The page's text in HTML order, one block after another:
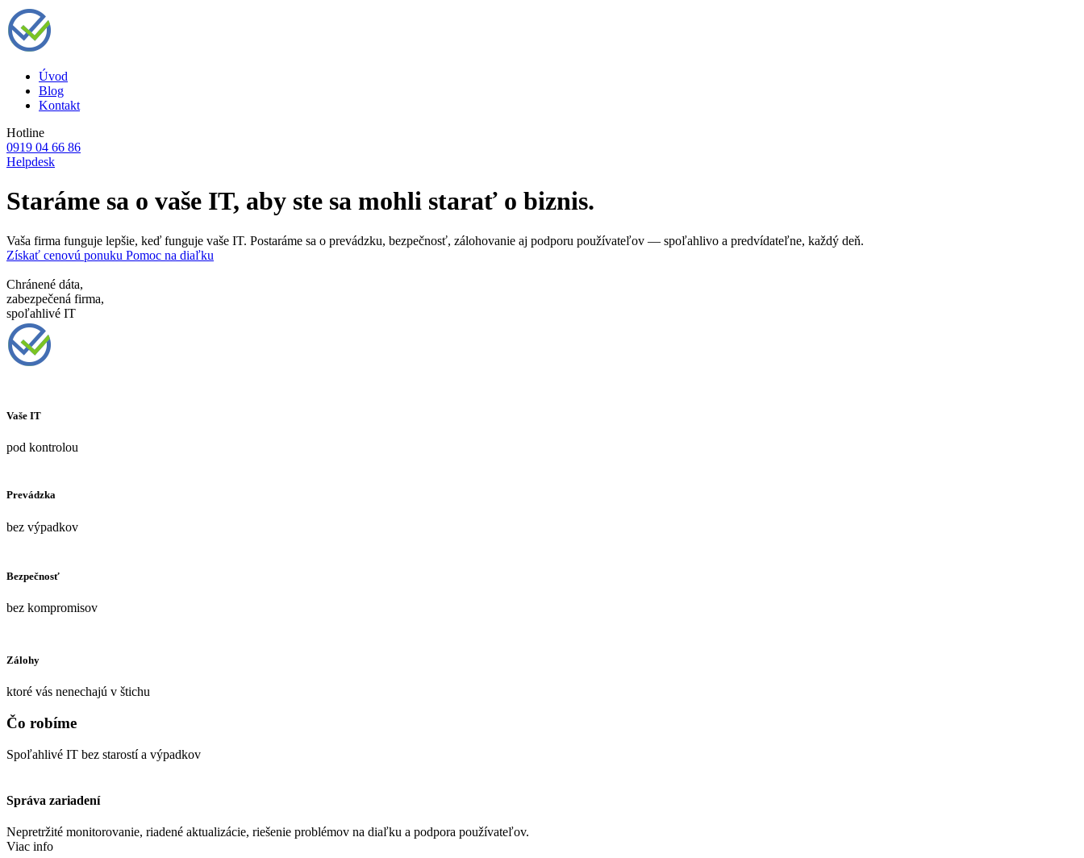
Úvod
Blog
Kontakt
Hotline
0919 04 66 86
Helpdesk
Staráme sa o vaše IT, aby ste sa mohli starať o biznis.
Vaša firma funguje lepšie, keď funguje vaše IT. Postaráme sa o prevádzku, bezpečnosť, zálohovanie aj podporu používateľov — spoľahlivo a predvídateľne, každý deň.
Získať cenovú ponuku Pomoc na diaľku
Chránené dáta,
zabezpečená firma,
spoľahlivé IT
Vaše IT
pod kontrolou
Prevádzka
bez výpadkov
Bezpečnosť
bez kompromisov
Zálohy
ktoré vás nenechajú v štichu
Čo robíme
Spoľahlivé IT bez starostí a výpadkov
Správa zariadení
Nepretržité monitorovanie, riadené aktualizácie, riešenie problémov na diaľku a podpora používateľov.
Viac info